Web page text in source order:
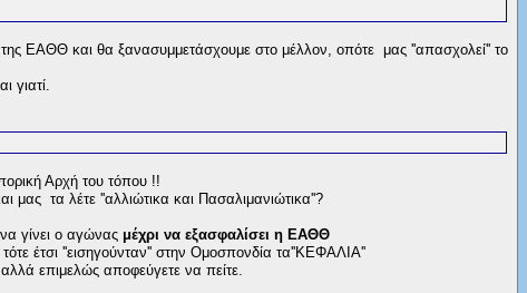
ΕΑΘΘ και θα ξανασυμμετάσχουμε στο μέλλον, οπότε μας ''απασχολεί'' το
γιατί.
Αρχή του τόπου !!
τα λέτε ''αλλιώτικα και Πασαλιμανιώτικα''?
γίνει ο αγώνας μέχρι να εξασφαλίσει η ΕΑΘΘ
τότε έτσι ''εισηγούνταν'' στην Ομοσπονδία τα''ΚΕΦΑΛΙΑ''
επιμελώς αποφεύγετε να πείτε.